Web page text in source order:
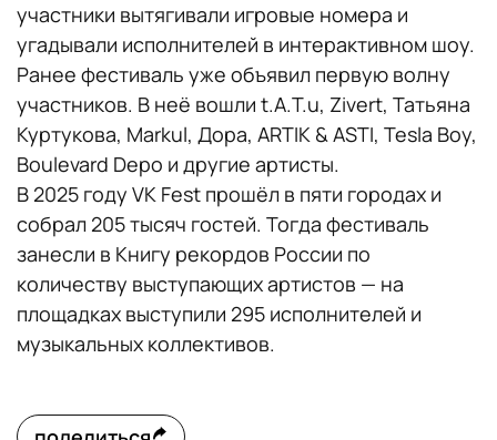
участники вытягивали игровые номера и
угадывали исполнителей в интерактивном шоу.
Ранее фестиваль уже объявил первую волну
участников. В неё вошли t.A.T.u, Zivert, Татьяна
Куртукова, Markul, Дора, ARTIK & ASTI, Tesla Boy,
Boulevard Depo и другие артисты.
В 2025 году VK Fest прошёл в пяти городах и
собрал 205 тысяч гостей. Тогда фестиваль
занесли в Книгу рекордов России по
количеству выступающих артистов — на
площадках выступили 295 исполнителей и
музыкальных коллективов.